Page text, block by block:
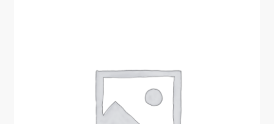
Юридические данные